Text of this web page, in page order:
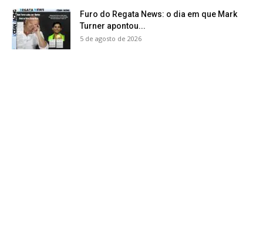
Furo do Regata News: o dia em que Mark
Turner apontou...
5 de agosto de 2026